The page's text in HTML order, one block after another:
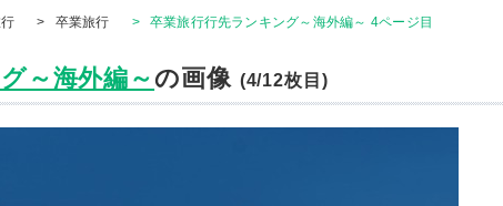
> 卒業旅行 > 卒業旅行行先ランキング～海外編～ 4ページ目
～海外編～ の画像 (4/12枚目)